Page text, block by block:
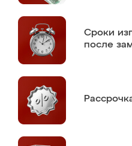
Сроки
после